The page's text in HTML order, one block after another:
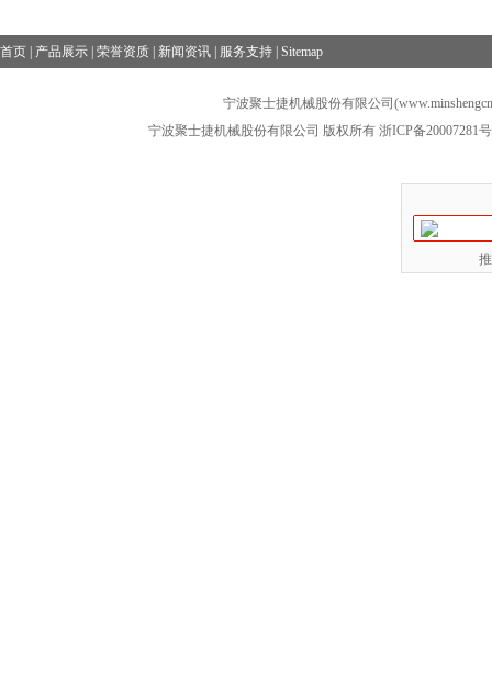
首页 产品展示 荣誉资质 新闻资讯 服务支持 Sitemap
宁波聚士捷机械股份有限公司
宁波聚士捷机械股份有限公司 版权所有 浙ICP备20007281